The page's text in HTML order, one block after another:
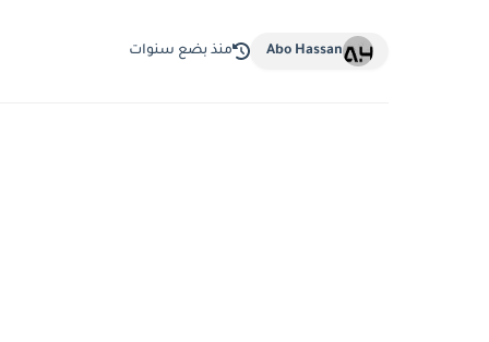
Abo Hassan منذ بضع سنوات